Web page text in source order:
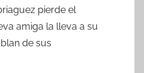
pierde el
amiga la lleva a su
de sus